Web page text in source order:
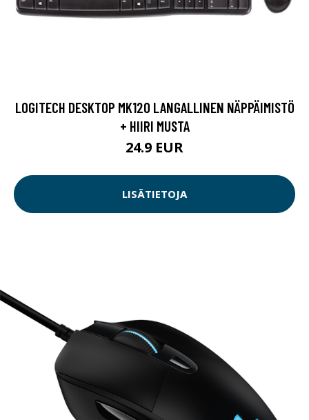
LOGITECH DESKTOP MK120 LANGALLINEN NÄPPÄIMISTÖ
+ HIIRI MUSTA
24.9 EUR
LISÄTIETOJA